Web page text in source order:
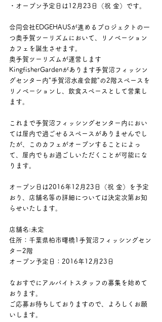
・オープン予定日は12月23日（祝 金）です。
合同会社EDGEHAUSが進めるプロジェクトの一
つ奥手賀ツーリズムにおいて、リノベーション
カフェを誕生させます。
奥手賀ツーリズムが運営します
KingfisherGardenがあります手賀沼フィッシン
グセンター内"手賀沼水産会館"の2階スペースを
リノベーションし、飲食スペースとして営業し
ます。
これまで手賀沼フィッシングセンター内におい
ては屋内で過ごせるスペースがありませんでし
たが、このカフェがオープンすることによっ
て、屋内でもお過ごしいただくことが可能にな
ります。
オープン日は2016年12月23日（祝 金）を予定
おり、店舗名等の詳細については決定次第お知
らせいたします。
店舗名:未定
住所：千葉県柏市曙橋1手賀沼フィッシングセン
ター2階
オープン予定日：2016年12月23日
なおすでにアルバイトスタッフの募集を始めて
おります。
ご応募お待ちしておりますので、よろしくお願
いします。